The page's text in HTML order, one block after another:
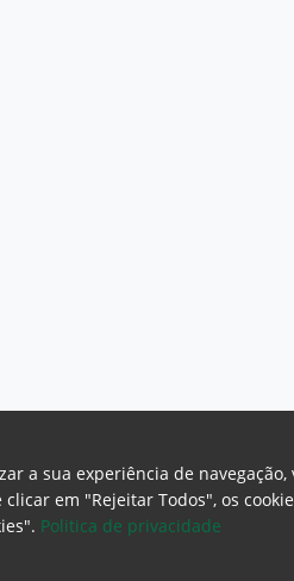
a sua experiência de
em "Rejeitar Todos", os
Politica de privacidade